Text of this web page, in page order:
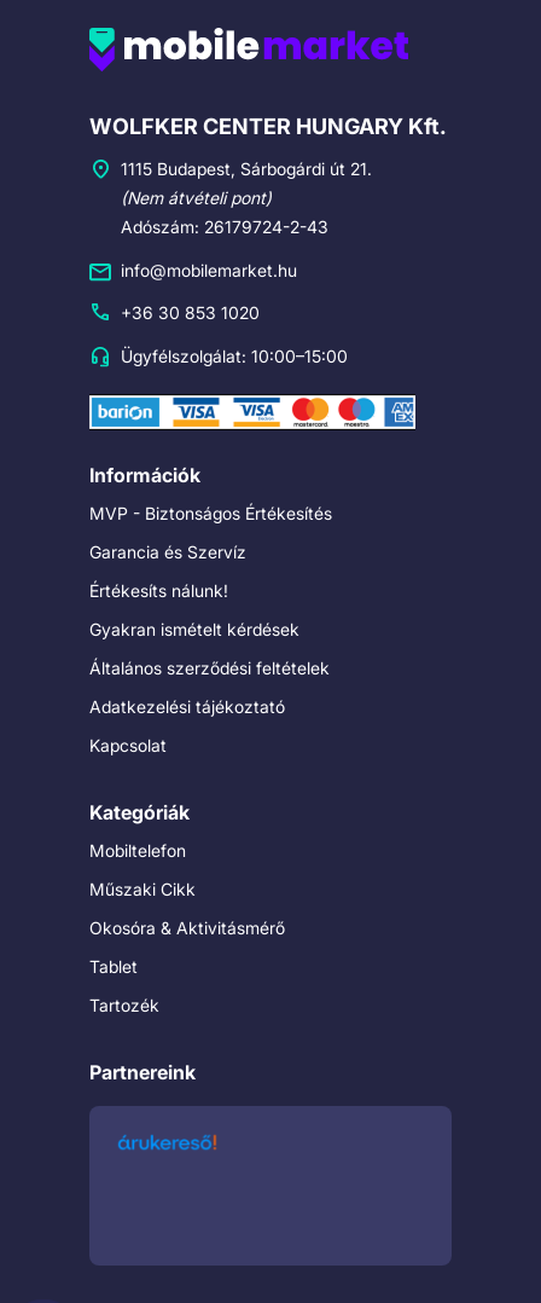
Cégadatok
WOLFKER CENTER HUNGARY Kft.
1115 Budapest, Sárbogárdi út 21.
(Nem átvételi pont)
Adószám: 26179724-2-43
info@mobilemarket.hu
+36 30 853 1020
Ügyfélszolgálat: 10:00–15:00
Információk
MVP - Biztonságos Értékesítés
Garancia és Szervíz
Értékesíts nálunk!
Gyakran ismételt kérdések
Általános szerződési feltételek
Adatkezelési tájékoztató
Kapcsolat
Kategóriák
Mobiltelefon
Műszaki Cikk
Okosóra & Aktivitásmérő
Tablet
Tartozék
Partnereink